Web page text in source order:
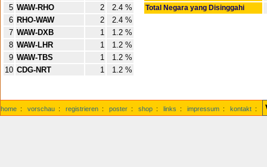
5 WAW-RHO 2
2.4 %
6 RHO-WAW 2
2.4 %
7 WAW-DXB 1
1.2 %
8 WAW-LHR 1
1.2 %
9 WAW-TBS 1
1.2 %
10 CDG-NRT 1 1.2 %
Total Negara yang Disinggahi
home : vorschau : registrieren : poster : shop : links : impressum : kontakt :